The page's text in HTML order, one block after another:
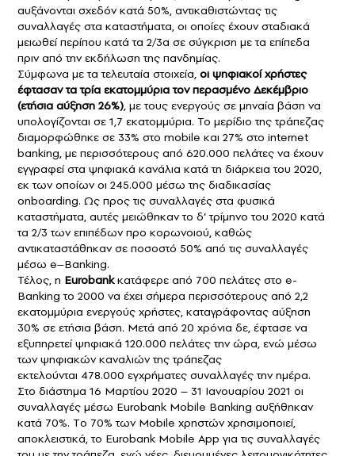
αυξάνονται σχεδόν κατά 50%, αντικαθιστώντας τις
συναλλαγές στα καταστήματα, οι οποίες έχουν σταδιακά
μειωθεί περίπου κατά τα 2/3α σε σύγκριση με τα επίπεδα
πριν από την εκδήλωση της πανδημίας.
Σύμφωνα με τα τελευταία στοιχεία, οι ψηφιακοί χρήστες
έφτασαν τα τρία εκατομμύρια τον περασμένο Δεκέμβριο
(ετήσια αύξηση 26%), με τους ενεργούς σε μηναία βάση να
υπολογίζονται σε 1,7 εκατομμύρια. Το μερίδιο της τράπεζας
διαμορφώθηκε σε 33% στο mobile και 27% στο internet
banking, με περισσότερους από 620.000 πελάτες να έχουν
εγγραφεί στα ψηφιακά κανάλια κατά τη διάρκεια του 2020,
εκ των οποίων οι 245.000 μέσω της διαδικασίας
onboarding. Ως προς τις συναλλαγές στα φυσικά
καταστήματα, αυτές μειώθηκαν το δ’ τρίμηνο του 2020 κατά
τα 2/3 των επιπέδων προ κορωνοιού, καθώς
αντικαταστάθηκαν σε ποσοστό 50% από τις συναλλαγές
μέσω e–Banking.
Τέλος, η Eurobankκατάφερε από 700 πελάτες στο e-
Βanking το 2000 να έχει σήμερα περισσότερους από 2,2
εκατομμύρια ενεργούς χρήστες, καταγράφοντας αύξηση
30% σε ετήσια βάση. Μετά από 20 χρόνια δε, έφτασε να
εξυπηρετεί ψηφιακά 120.000 πελάτες την ώρα, ενώ μέσω
των ψηφιακών καναλιών της τράπεζας
εκτελούνται 478.000 εγχρήματες συναλλαγές την ημέρα.
Στο διάστημα 16 Μαρτίου 2020 – 31 Ιανουαρίου 2021 οι
συναλλαγές μέσω Eurobank Mobile Banking αυξήθηκαν
κατά 70%. Tο 70% των Mobile χρηστών χρησιμοποιεί,
αποκλειστικά, το Eurobank Mobile App για τις συναλλαγές